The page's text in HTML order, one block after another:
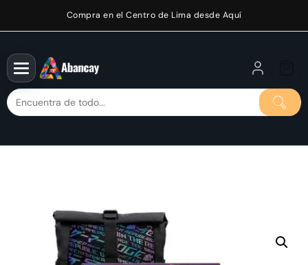
Compra en el Centro de Lima desde Aquí